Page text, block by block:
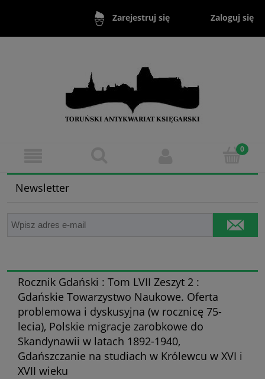
Zarejestruj się Zaloguj się
Newsletter
Rocznik Gdański : Tom LVII Zeszyt 2 :
Gdańskie Towarzystwo Naukowe. Oferta
problemowa i dyskusyjna (w rocznicę 75-
lecia), Polskie migracje zarobkowe do
Skandynawii w latach 1892-1940,
Gdańszczanie na studiach w Królewcu w XVI i
XVII wieku